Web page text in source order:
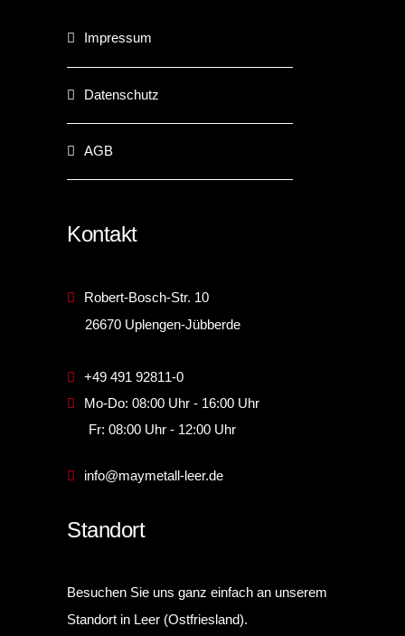
Impressum
Datenschutz
AGB
Kontakt
Robert-Bosch-Str. 10
26670 Uplengen-Jübberde
+49 491 92811-0
Mo-Do: 08:00 Uhr - 16:00 Uhr
Fr: 08:00 Uhr - 12:00 Uhr
info@maymetall-leer.de
Standort
Besuchen Sie uns ganz einfach an unserem
Standort in Leer (Ostfriesland).